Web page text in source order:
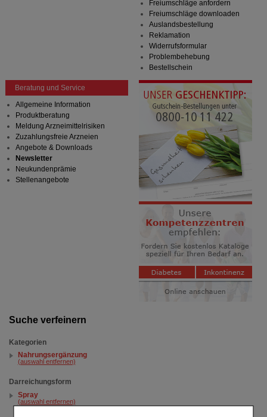
Suche verfeinern
Kategorien
Nahrungsergänzung
(auswahl entfernen)
Darreichungsform
Spray
(auswahl entfernen)
Freiumschläge anfordern
Freiumschläge downloaden
Auslandsbestellung
Reklamation
Widerrufsformular
Problembehebung
Bestellschein
Beratung und Service
Allgemeine Information
Produktberatung
Meldung Arzneimittelrisiken
Zuzahlungsfreie Arzneien
Angebote & Downloads
Newsletter
Neukundenprämie
Stellenangebote